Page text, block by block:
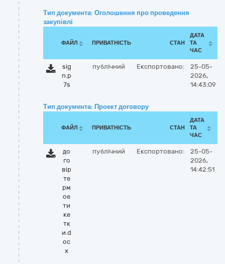
Тип документа: Оголошення про проведення
закупівлі
ФАЙЛ ПРИВАТНІСТЬ СТАН
ДАТА
ТА
ЧАС
sig
n.p
7s
публічний Експортовано:
25-05-
2026,
14:43:09
Тип документа: Проект договору
ФАЙЛ ПРИВАТНІСТЬ СТАН
ДАТА
ТА
ЧАС
до
го
вір
те
рм
ое
ти
ке
тк
и.d
oc
x
публічний Експортовано:
25-05-
2026,
14:42:51